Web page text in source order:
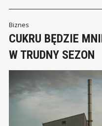
jena, którego kurs znalazł
Biznes
CUKRU BĘDZIE
W TRUDNY SEZON